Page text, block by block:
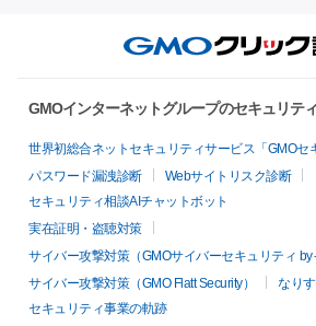
GMOインターネットグループのセキュリテ
世界初総合ネットセキュリティサービス「GMOセ
パスワード漏洩診断
Webサイトリスク診断
セキュリティ相談AIチャットボット
実在証明・盗聴対策
サイバー攻撃対策（GMOサイバーセキュリティ by
サイバー攻撃対策（GMO Flatt Security）
なり
セキュリティ事業の軌跡